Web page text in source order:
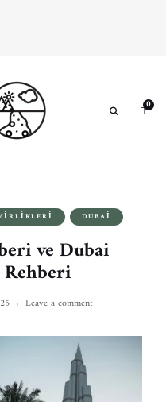
0
DUBAI
ve Dubai
Leave a comment